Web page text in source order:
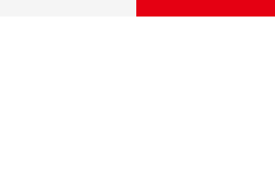
法人の方